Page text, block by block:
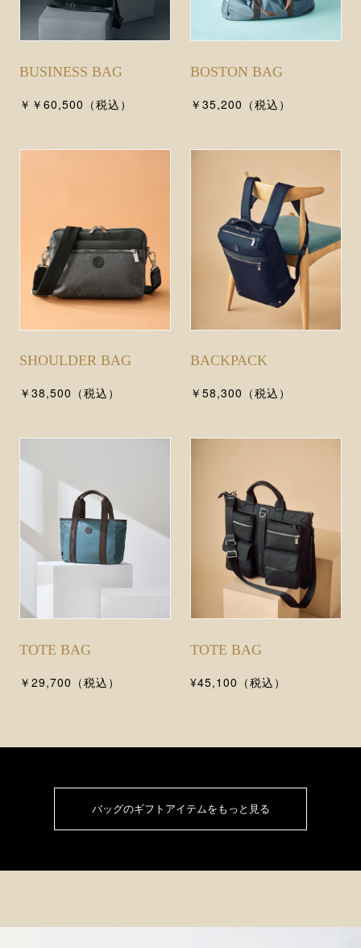
BUSINESS BAG
￥￥60,500（税込）
BOSTON BAG
￥35,200（税込）
SHOULDER BAG
￥38,500（税込）
BACKPACK
￥58,300（税込）
TOTE BAG
￥29,700（税込）
TOTE BAG
¥45,100（税込）
バッグのギフトアイテムをもっと見る